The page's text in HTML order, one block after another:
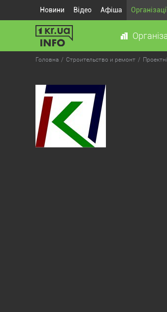
Новини Відео Афіша
Головна Строительство и ремонт